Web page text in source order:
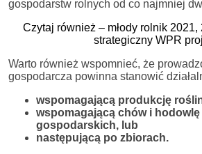
gospodarstw rolnych od co najmniej
Czytaj również – młody rolnik
strategiczny WPR
Warto również wspomnieć, że
gospodarcza powinna stanowić
wspomagającą produkcję
wspomagającą chów i hodowlę
gospodarskich, lub
następującą po zbiorach.